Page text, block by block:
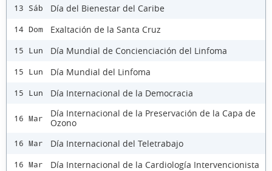
13 Sáb Día del Bienestar del Caribe
14 Dom Exaltación de la Santa Cruz
15 Lun Día Mundial de Concienciación del Linfoma
15 Lun Día Mundial del Linfoma
15 Lun Día Internacional de la Democracia
16 Mar
Día Internacional de la Preservación de la Capa de
Ozono
16 Mar Día Internacional del Teletrabajo
16 Mar Día Internacional de la Cardiología Intervencionista